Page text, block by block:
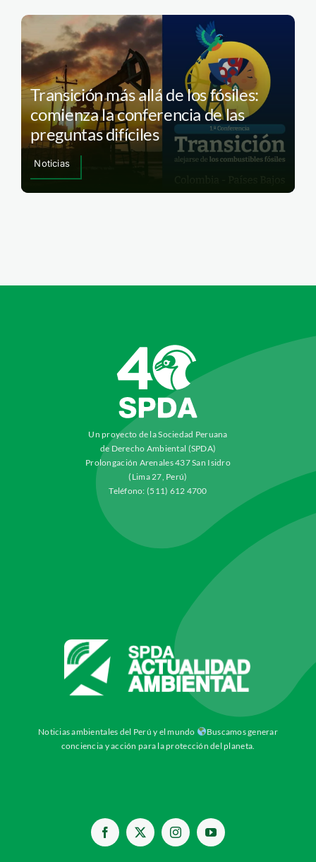
Transición más allá de los fósiles:
comienza la conferencia de las
preguntas difíciles
Noticias
Un proyecto de la Sociedad Peruana
de Derecho Ambiental (SPDA)
Prolongación Arenales 437 San Isidro
(Lima 27, Perú)
Teléfono: (511) 612 4700
Noticias ambientales del Perú y el mundo
Buscamos generar
conciencia y acción para la protección del planeta.